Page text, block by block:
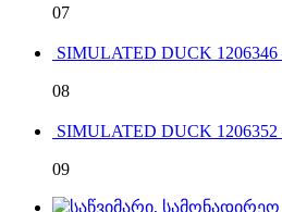
07
SIMULATED DUCK
08
SIMULATED DUCK
09